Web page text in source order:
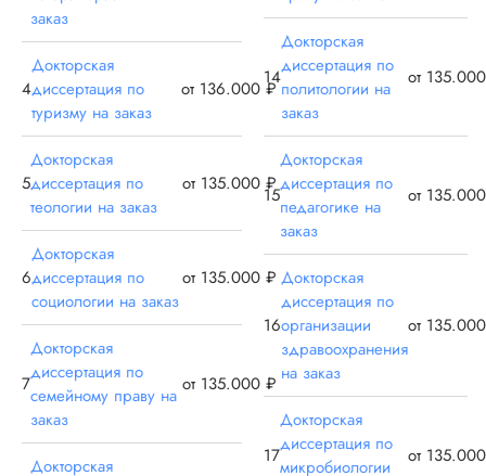
нормальные
вещи. Мой термех
написали на ура,
защите краснеть не
Заказывал сразу
пакет документов:
автореферат,
презентация,
Читать полный
Инна
Вид работы:
Докторская
заказ
4
Докторская
диссертация по
туризму на заказ
от 136.000 ₽
5
Докторская
диссертация по
теологии на заказ
от 135.000 ₽
6
Докторская
диссертация по
социологии на заказ
от 135.000 ₽
7
Докторская
диссертация по
семейному праву на
заказ
от 135.000 ₽
Докторская
14
Докторская
диссертация по
политологии на
заказ
от
15
Докторская
диссертация по
педагогике на
заказ
от
16
Докторская
диссертация по
организации
здравоохранения
на заказ
от
17
Докторская
диссертация по
микробиологии
от